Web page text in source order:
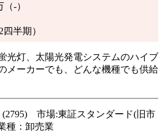
（-）
四半期）
光灯、太陽光発電システムのハイブ
メーカーでも、どんな機種でも供給
(2795) 市場:東証スタンダード(旧市
種：卸売業